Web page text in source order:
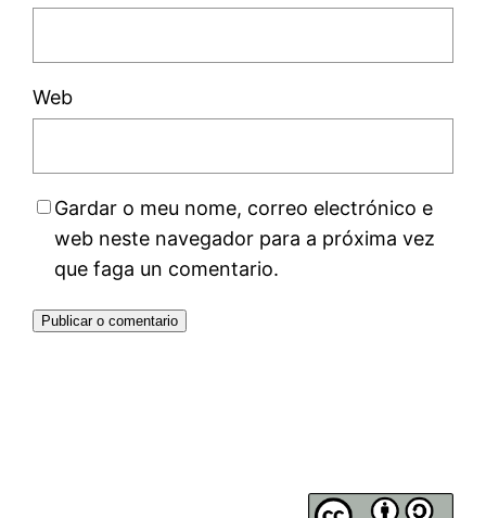
Web
Gardar o meu nome, correo electrónico e
web neste navegador para a próxima vez
que faga un comentario.